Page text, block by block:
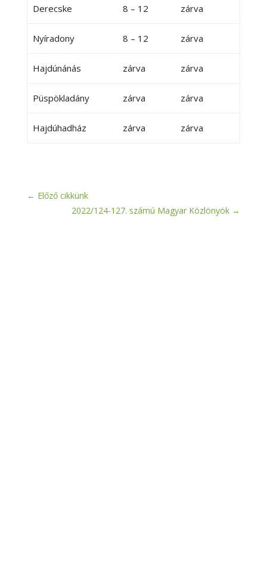
Derecske 8 – 12 zárva
Nyíradony 8 – 12 zárva
Hajdúnánás zárva zárva
Püspökladány zárva zárva
Hajdúhadház zárva zárva
← Előző cikkünk
2022/124-127. számú Magyar Közlönyök →